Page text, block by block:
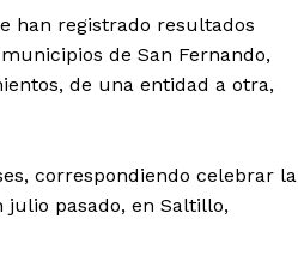
han registrado resultados
de San Fernando,
de una entidad a otra,
correspondiendo celebrar la
julio pasado, en Saltillo,